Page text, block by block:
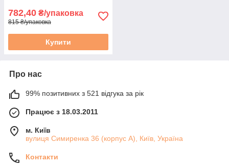
782,40 ₴/упаковка
815 ₴/упаковка
Купити
Про нас
99% позитивних з 521 відгука за рік
Працює з 18.03.2011
м. Київ
вулиця Симиренка 36 (корпус А), Київ, Україна
Контакти